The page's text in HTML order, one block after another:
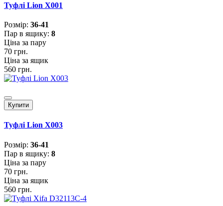
Туфлі Lion X001
Розмiр: 36-41
Пар в ящику: 8
Ціна за пару
70 грн.
Ціна за ящик
560 грн.
Купити
Туфлі Lion X003
Розмiр: 36-41
Пар в ящику: 8
Ціна за пару
70 грн.
Ціна за ящик
560 грн.